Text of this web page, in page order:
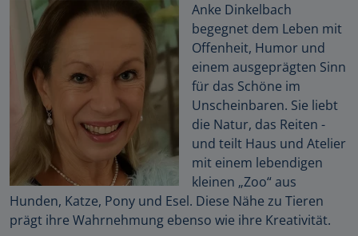
Anke Dinkelbach
begegnet dem Leben mit
Offenheit, Humor und
einem ausgeprägten Sinn
für das Schöne im
Unscheinbaren. Sie liebt
die Natur, das Reiten -
und teilt Haus und Atelier
mit einem lebendigen
kleinen „Zoo“ aus
Hunden, Katze, Pony und Esel. Diese Nähe zu Tieren
prägt ihre Wahrnehmung ebenso wie ihre Kreativität.